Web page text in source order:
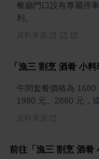
餐廳門口設有專屬停
利。
「漁三 割烹 酒肴 小
午間套餐價格為
1980 元、2880 元，
前往「漁三 割烹 酒肴